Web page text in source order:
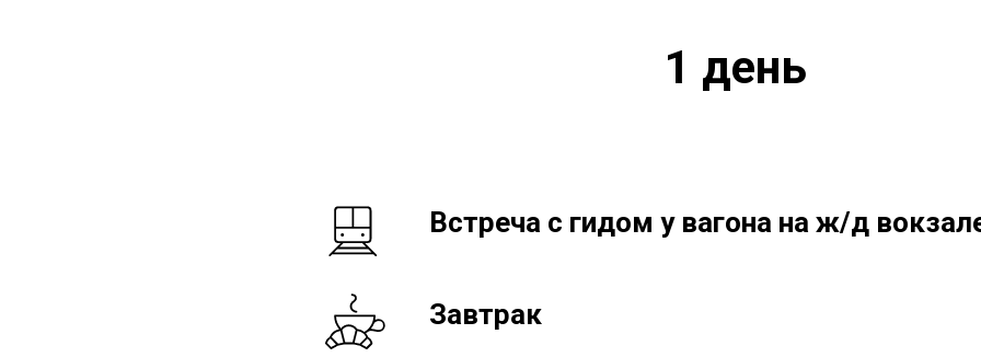
1 день
Встреча с гидом у вагона на ж/д
Завтрак